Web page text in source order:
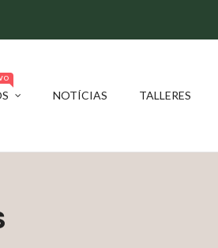
NOTÍCIAS TALLERES